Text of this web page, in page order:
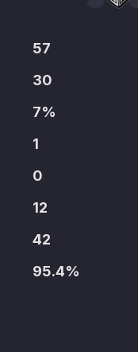
57
30
7%
1
0
12
42
95.4%